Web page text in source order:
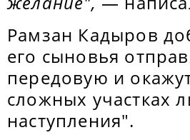
Рамзан Кадыров
его сыновья
передовую и
сложных участках
наступления".